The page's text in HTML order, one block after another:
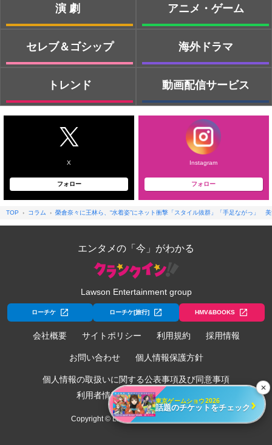
演劇
セレブ＆ゴシップ
トレンド
アニメ・ゲーム
海外ドラマ
動画配信サービス
X
フォロー
Instagram
フォロー
TOP コラム 榮倉奈々に王林ら、“水着姿”にネット衝撃「スタイル抜群」「手足ながっ」
エンタメの「今」がわかる
Lawson Entertainment group
ローチケ ローチケ[旅行] HMV&BOOKS
会社概要 サイトポリシー 利用規約 採用情報
お問い合わせ 個人情報保護方針
個人情報の取扱いに関する公表事項及び同意事項
利用者情報の外部送信について
Copyright © Lawson Entertainment, Inc.
✕
東京ゲームショウ2026
話題のチケットをチェック ›